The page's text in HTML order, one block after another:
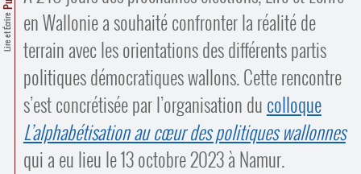
Comprendre et parler
Bienvenue en Belgique
Contacts
Trouver un lieu d’alphabétisation
Lire et Écrire en Wallonie a souhaité confronter la réalité de
terrain avec les orientations des différents partis
politiques démocratiques wallons. Cette rencontre
s’est concrétisée par l’organisation du colloque
L’alphabétisation au cœur des politiques wallonnes
qui a eu lieu le 13 octobre 2023 à Namur.